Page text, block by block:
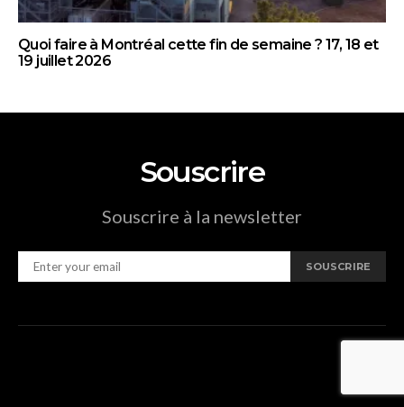
Quoi faire à Montréal cette fin de semaine ? 17, 18 et
19 juillet 2026
Souscrire
Souscrire à la newsletter
SOUSCRIRE